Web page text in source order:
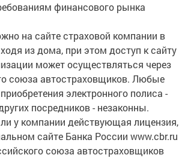
финансового рынка
на сайте страховой компании в
из дома, при этом доступ к сайту
может осуществляться через
союза автостраховщиков. Любые
электронного полиса -
посредников - незаконны.
у компании действующая лицензия,
сайте Банка России www.cbr.ru
союза автостраховщиков